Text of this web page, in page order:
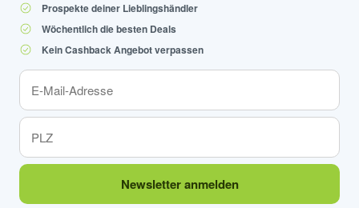
Prospekte deiner Lieblingshändler
Wöchentlich die besten Deals
Kein Cashback Angebot verpassen
Newsletter anmelden